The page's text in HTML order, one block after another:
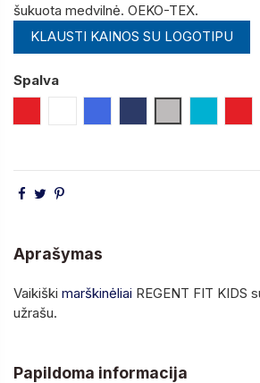
šukuota medvilnė. OEKO-TEX.
KLAUSTI KAINOS SU LOGOTIPU
Spalva
Aprašymas
Vaikiški marškinėliai REGENT FIT KIDS
užrašu.
Papildoma informacija